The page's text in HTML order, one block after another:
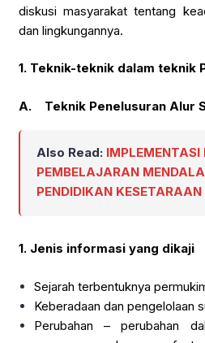
diskusi masyarakat tentang
dan lingkungannya.
1. Teknik-teknik dalam teknik
A. Teknik Penelusuran Alur
Also Read: IMPLEMENTASI
PEMBELAJARAN
PENDIDIKAN KESETARAAN
1. Jenis informasi yang dikaji
Sejarah terbentuknya
Keberadaan dan pengelolaan
Perubahan – perubahan